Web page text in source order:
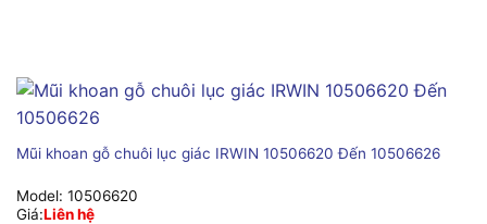
Mũi khoan gỗ chuôi lục giác IRWIN 10506620 Đến 10506626
Model: 10506620
Giá:Liên hệ